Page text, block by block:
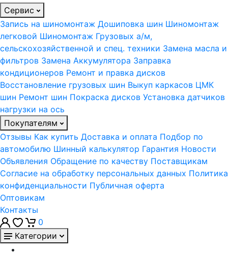
Сервис
Запись на шиномонтаж Дошиповка шин Шиномонтаж
легковой Шиномонтаж Грузовых а/м,
сельскохозяйственной и спец. техники Замена масла и
фильтров Замена Аккумулятора Заправка
кондиционеров Ремонт и правка дисков
Восстановление грузовых шин Выкуп каркасов ЦМК
шин Ремонт шин Покраска дисков Установка датчиков
нагрузки на ось
Покупателям
Отзывы Как купить Доставка и оплата Подбор по
автомобилю Шинный калькулятор Гарантия Новости
Объявления Обращение по качеству Поставщикам
Согласие на обработку персональных данных Политика
конфиденциальности Публичная оферта
Оптовикам
Контакты
0
Категории